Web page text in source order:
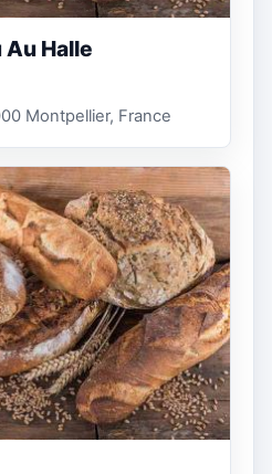
Au Halle
Montpellier, France